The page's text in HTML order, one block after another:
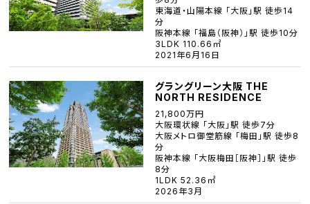
東海道・山陽本線 「大阪」駅 徒歩14
分
阪神本線 「福島（阪神）」駅 徒歩10分
3LDK 110.66㎡
2021年6月16日
グラングリーン大阪 THE
NORTH RESIDENCE
21,800万円
大阪環状線 「大阪」駅 徒歩7分
大阪メトロ御堂筋線 「梅田」駅 徒歩8
分
阪神本線 「大阪梅田［阪神］」駅 徒歩
8分
1LDK 52.36㎡
2026年3月